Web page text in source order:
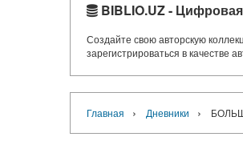
BIBLIO.UZ -
Создайте свою авторскую
зарегистрироваться в качестве
Главная › Дневники ›